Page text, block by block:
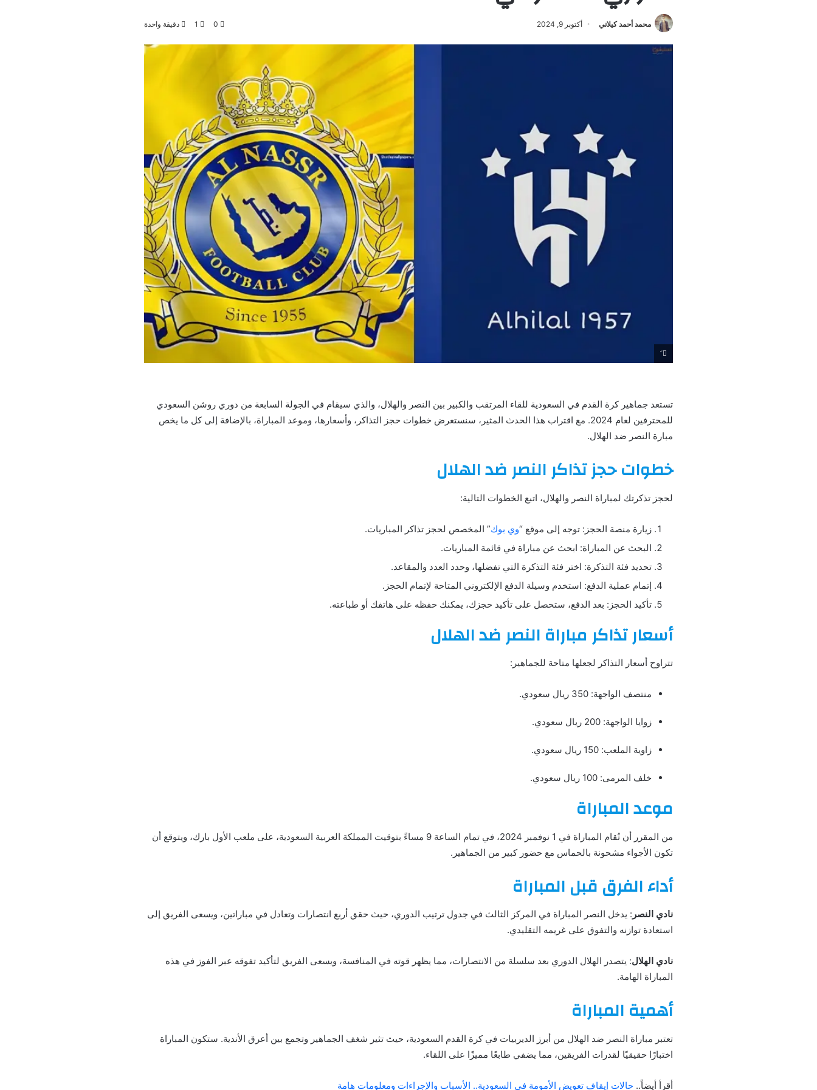
محمد أحمد كيلاني أكتوبر 9, 2024 0
1 دقيقة واحدة
َ
تستعد جماهير كرة القدم في السعودية للقاء المرتقب والكبير بين النصر والهلال، والذي سيقام في الجولة السابعة من دوري روشن السعودي
للمحترفين لعام 2024. مع اقتراب هذا الحدث المثير، سنستعرض خطوات حجز التذاكر، وأسعارها، وموعد المباراة، بالإضافة إلى كل ما يخص
مبارة النصر ضد الهلال.
خطوات حجز تذاكر النصر ضد الهلال
لحجز تذكرتك لمباراة النصر والهلال، اتبع الخطوات التالية:
زيارة منصة الحجز: توجه إلى موقع “وي بوك” المخصص لحجز تذاكر المباريات.
البحث عن المباراة: ابحث عن مباراة في قائمة المباريات.
تحديد فئة التذكرة: اختر فئة التذكرة التي تفضلها، وحدد العدد والمقاعد.
إتمام عملية الدفع: استخدم وسيلة الدفع الإلكتروني المتاحة لإتمام الحجز.
تأكيد الحجز: بعد الدفع، ستحصل على تأكيد حجزك، يمكنك حفظه على هاتفك أو طباعته.
أسعار تذاكر مباراة النصر ضد الهلال
تتراوح أسعار التذاكر لجعلها متاحة للجماهير:
منتصف الواجهة: 350 ريال سعودي.
زوايا الواجهة: 200 ريال سعودي.
زاوية الملعب: 150 ريال سعودي.
خلف المرمى: 100 ريال سعودي.
موعد المباراة
من المقرر أن تُقام المباراة في 1 نوفمبر 2024، في تمام الساعة 9 مساءً بتوقيت المملكة العربية السعودية، على ملعب الأول بارك، ويتوقع أن
تكون الأجواء مشحونة بالحماس مع حضور كبير من الجماهير.
أداء الفرق قبل المباراة
نادي النصر : يدخل النصر المباراة في المركز الثالث في جدول ترتيب الدوري، حيث حقق أربع انتصارات وتعادل في مباراتين، ويسعى الفريق إلى
استعادة توازنه والتفوق على غريمه التقليدي.
نادي الهلال: يتصدر الهلال الدوري بعد سلسلة من الانتصارات، مما يظهر قوته في المنافسة، ويسعى الفريق لتأكيد تفوقه عبر الفوز في هذه
المباراة الهامة.
أهمية المباراة
تعتبر مباراة النصر ضد الهلال من أبرز الديربيات في كرة القدم السعودية، حيث تثير شغف الجماهير وتجمع بين أعرق الأندية. ستكون المباراة
اختبارًا حقيقيًا لقدرات الفريقين، مما يضفي طابعًا مميزًا على اللقاء.
أقرأ أيضاً.. حالات إيقاف تعويض الأمومة في السعودية.. الأسباب والإجراءات ومعلومات هامة